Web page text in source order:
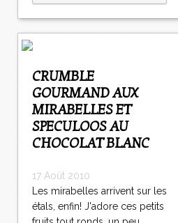
CRUMBLE
GOURMAND AUX
MIRABELLES ET
SPECULOOS AU
CHOCOLAT BLANC
17 Août 2010
Les mirabelles arrivent sur les
étals, enfin! J'adore ces petits